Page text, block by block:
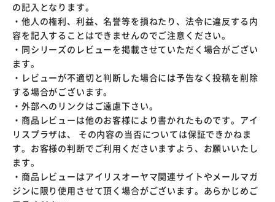
の記入となります。
・他人の権利、利益、名誉等を損ねたり、法令に違反する内
容を記入することはできませんのでご注意ください。
・同シリーズのレビューを掲載させていただく場合がござい
ます。
・レビューが不適切と判断した場合には予告なく投稿を削除
する場合がございます。
・外部へのリンクはご遠慮下さい。
・商品レビューは他のお客様により書かれたものです。アイ
リスプラザは、 その内容の当否については保証できかねま
す。お客様の判断でご利用くださいますよう、お願いいたし
ます。
・商品レビューはアイリスオーヤマ関連サイトやメールマガ
ジンに限り使用させて頂く場合がございます。あらかじめご